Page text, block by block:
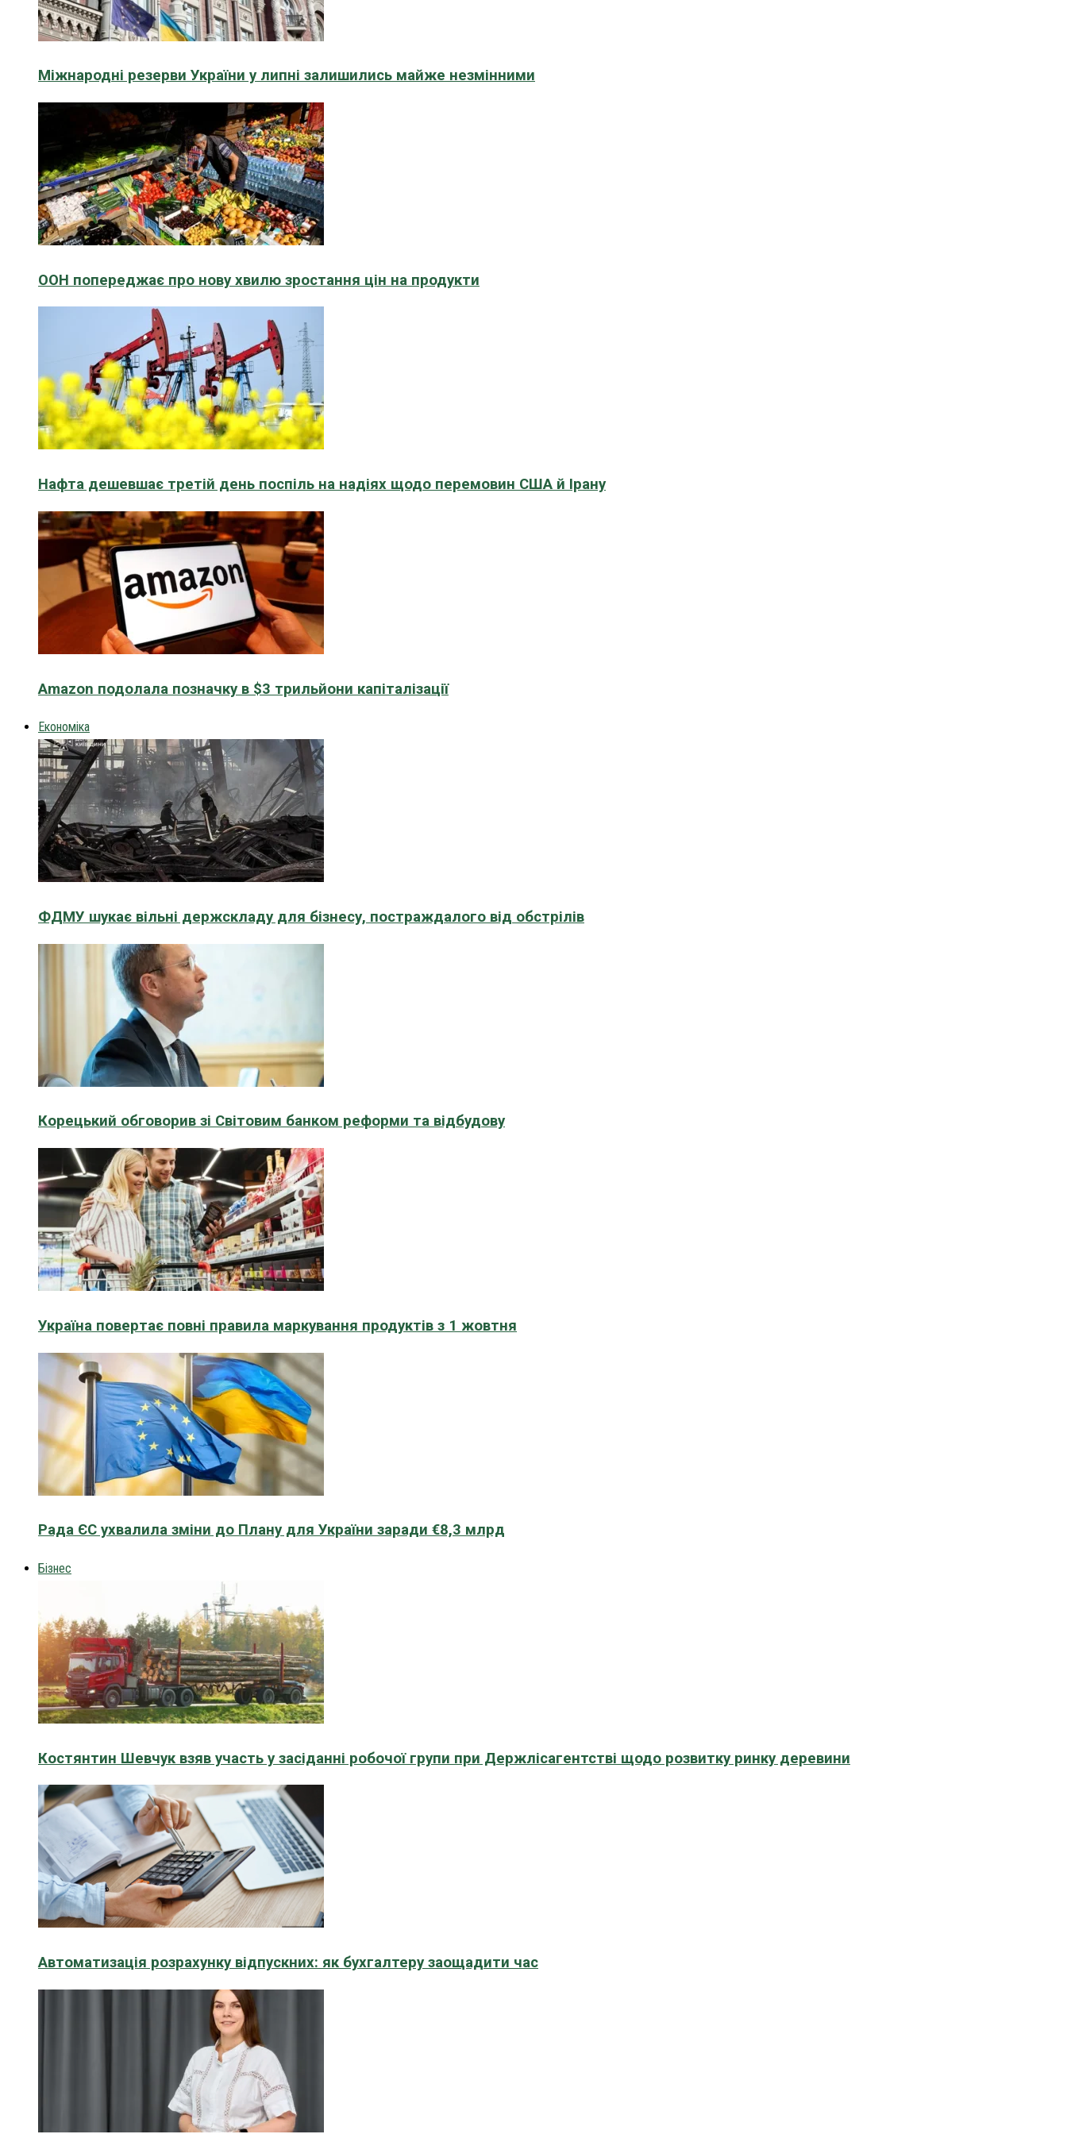
Міжнародні резерви України у липні залишились майже незмінними
ООН попереджає про нову хвилю зростання цін на продукти
Нафта дешевшає третій день поспіль на надіях щодо перемовин США й Ірану
Amazon подолала позначку в $3 трильйони капіталізації
Економіка
ФДМУ шукає вільні держскладу для бізнесу, постраждалого від обстрілів
Корецький обговорив зі Світовим банком реформи та відбудову
Україна повертає повні правила маркування продуктів з 1 жовтня
Рада ЄС ухвалила зміни до Плану для України заради €8,3 млрд
Бізнес
Костянтин Шевчук взяв участь у засіданні робочої групи при Держлісагентстві щодо розвитку ринку деревини
Автоматизація розрахунку відпускних: як бухгалтеру заощадити час